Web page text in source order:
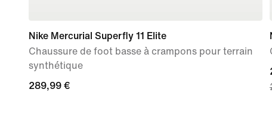
Nike Mercurial Superfly 11 Elite
Chaussure de foot basse à crampons pour terrain
synthétique
289,99 €
289,99 €